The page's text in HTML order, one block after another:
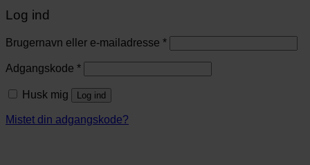
Log ind
Brugernavn eller e-mailadresse *
Adgangskode *
Husk mig Log ind
Mistet din adgangskode?